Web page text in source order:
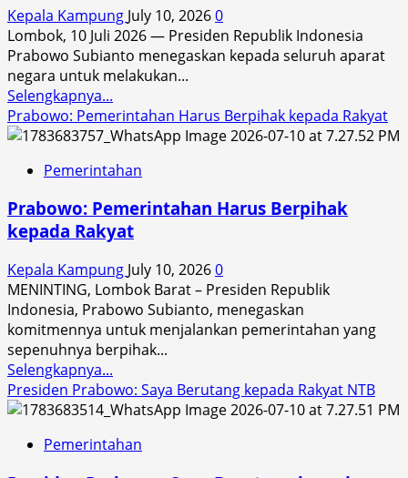
Awasi
Dapur
MBG
Kepala Kampung July 10, 20260
Lombok, 10 Juli 2026 — Presiden Republik Indonesia
Prabowo Subianto menegaskan kepada seluruh aparat
negara untuk melakukan...
Selengkapnya...
more
about
Presiden
untuk
Aparat
Mari
Benahi
Diri,
Rakyat
Tidak
Ingin
Ada
Korupsi
Prabowo: Pemerintahan Harus Berpihak kepada Rakyat
Pemerintahan
Prabowo: Pemerintahan Harus Berpihak
kepada Rakyat
Kepala Kampung July 10, 20260
MENINTING, Lombok Barat – Presiden Republik
Indonesia, Prabowo Subianto, menegaskan
komitmennya untuk menjalankan pemerintahan yang
sepenuhnya berpihak...
Selengkapnya...
more
about
Pemerintahan
Presiden Prabowo: Saya Berutang kepada Rakyat NTB
Pemerintahan